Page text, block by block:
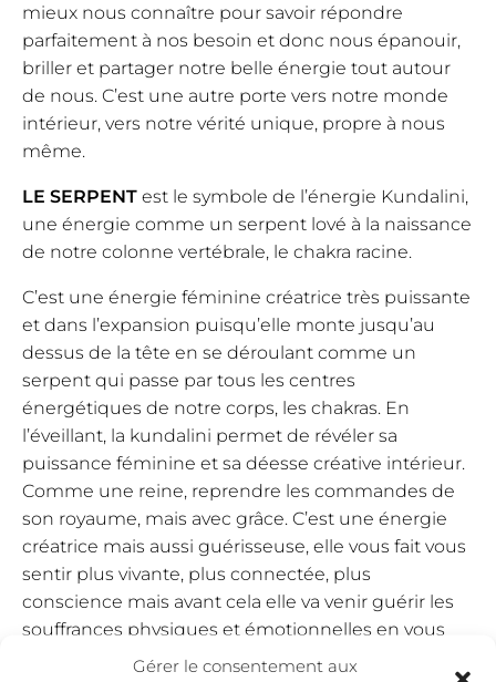
Gérer le consentement aux
mieux nous connaître pour savoir répondre
parfaitement à nos besoin et donc nous épanouir,
briller et partager notre belle énergie tout autour
de nous. C’est une autre porte vers notre monde
intérieur, vers notre vérité unique, propre à nous
même.
LE SERPENT est le symbole de l’énergie Kundalini,
une énergie comme un serpent lové à la naissance
de notre colonne vertébrale, le chakra racine.
C’est une énergie féminine créatrice très puissante
et dans l’expansion puisqu’elle monte jusqu’au
dessus de la tête en se déroulant comme un
serpent qui passe par tous les centres
énergétiques de notre corps, les chakras. En
l’éveillant, la kundalini permet de révéler sa
puissance féminine et sa déesse créative intérieur.
Comme une reine, reprendre les commandes de
son royaume, mais avec grâce. C’est une énergie
créatrice mais aussi guérisseuse, elle vous fait vous
sentir plus vivante, plus connectée, plus
conscience mais avant cela elle va venir guérir les
souffrances physiques et émotionnelles en vous